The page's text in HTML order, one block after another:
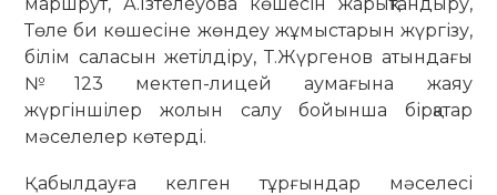
Төле би көшесіне жөндеу жұмыстарын жүргізу,
білім саласын жетілдіру, Т.Жүргенов атындағы
№123 мектеп-лицей аумағына жаяу
жүргіншілер жолын салу бойынша бірқатар
мәселелер көтерді.
Қабылдауға келген тұрғындар мәселесі